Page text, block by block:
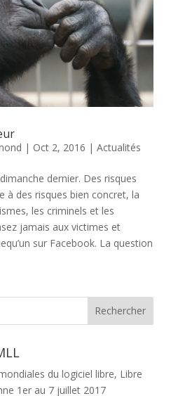
| Oct 2, 2016 | Actualités
dernier. Des risques
à des risques bien concret, la
les criminels et les
jamais aux victimes et
sur Facebook. La question